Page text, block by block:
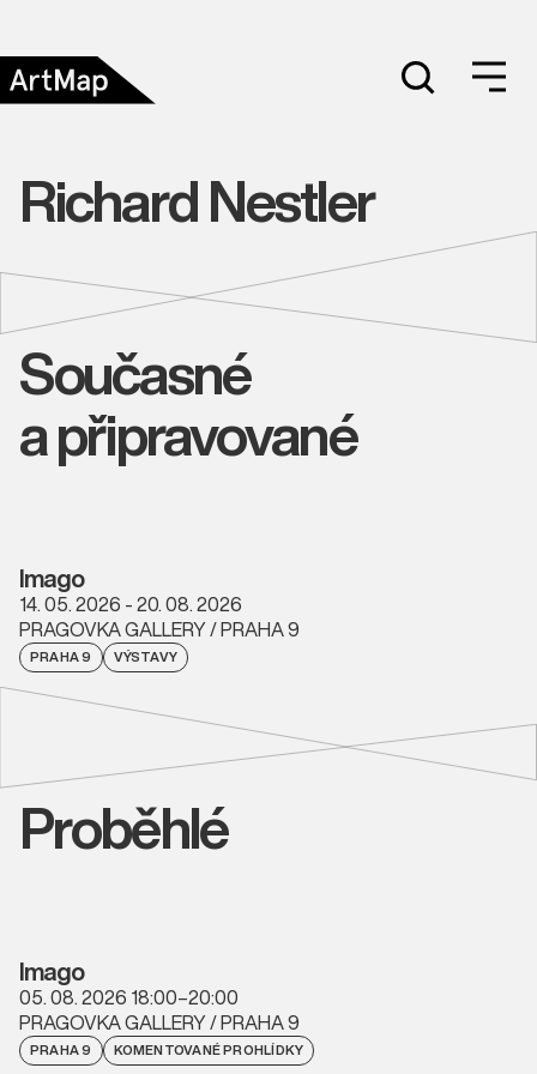
Richard Nestler
Současné
a připravované
Imago
14. 05. 2026 - 20. 08. 2026
PRAGOVKA GALLERY / PRAHA 9
PRAHA 9 VÝSTAVY
Proběhlé
Imago
05. 08. 2026 18:00–20:00
PRAGOVKA GALLERY / PRAHA 9
PRAHA 9 KOMENTOVANÉ PROHLÍDKY